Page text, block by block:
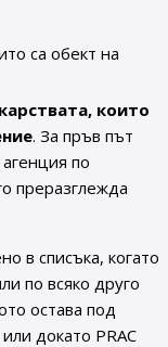
са обект на
които
. За пръв път
по
преразглежда
в списъка, когато
по всяко друго
остава под
докато PRAC